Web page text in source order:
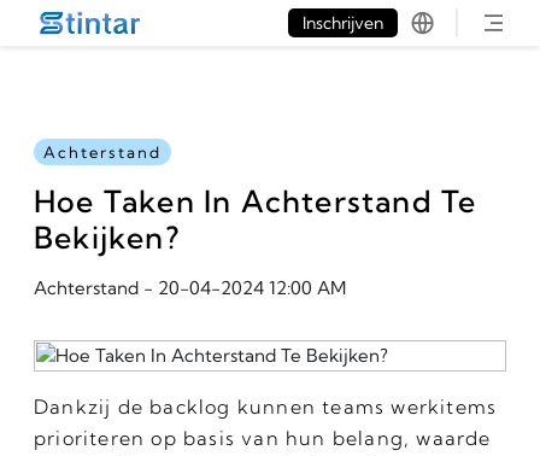
put google tag in file
Inschrijven
Achterstand
Hoe Taken In Achterstand Te
Bekijken?
Achterstand - 20-04-2024 12:00 AM
Dankzij de backlog kunnen teams werkitems
prioriteren op basis van hun belang, waarde